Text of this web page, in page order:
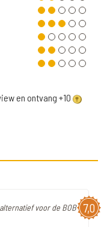
en ontvang +10
7,0
voor de BOB